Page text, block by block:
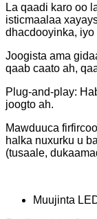
La qaadi karo oo
isticmaalaa
dhacdooyinka,
Joogista ama
qaab caato ah,
Plug-and-play:
joogto ah.
Mawduuca
halka nuxurku u
(tusaale,
Muujinta